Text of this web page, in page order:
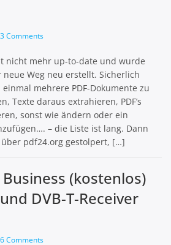
3 Comments
nicht mehr up-to-date und wurde
neue Weg neu erstellt. Sicherlich
mehrere PDF-Dokumente zu
Texte daraus extrahieren, PDF’s
sonst wie ändern oder ein
– die Liste ist lang. Dann
pdf24.org gestolpert, […]
(kostenlos)
DVB-T-Receiver
6 Comments